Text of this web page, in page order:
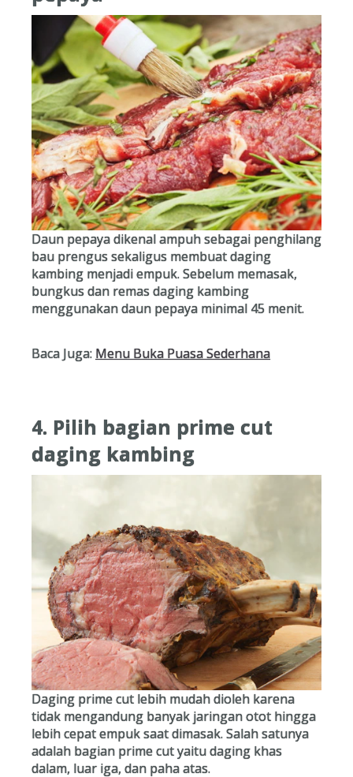
Daun pepaya dikenal ampuh sebagai penghilang
bau prengus sekaligus membuat daging
kambing menjadi empuk. Sebelum memasak,
bungkus dan remas daging kambing
menggunakan daun pepaya minimal 45 menit.
Baca Juga: Menu Buka Puasa Sederhana
4. Pilih bagian prime cut
daging kambing
Daging prime cut lebih mudah dioleh karena
tidak mengandung banyak jaringan otot hingga
lebih cepat empuk saat dimasak. Salah satunya
adalah bagian prime cut yaitu daging khas
dalam, luar iga, dan paha atas.